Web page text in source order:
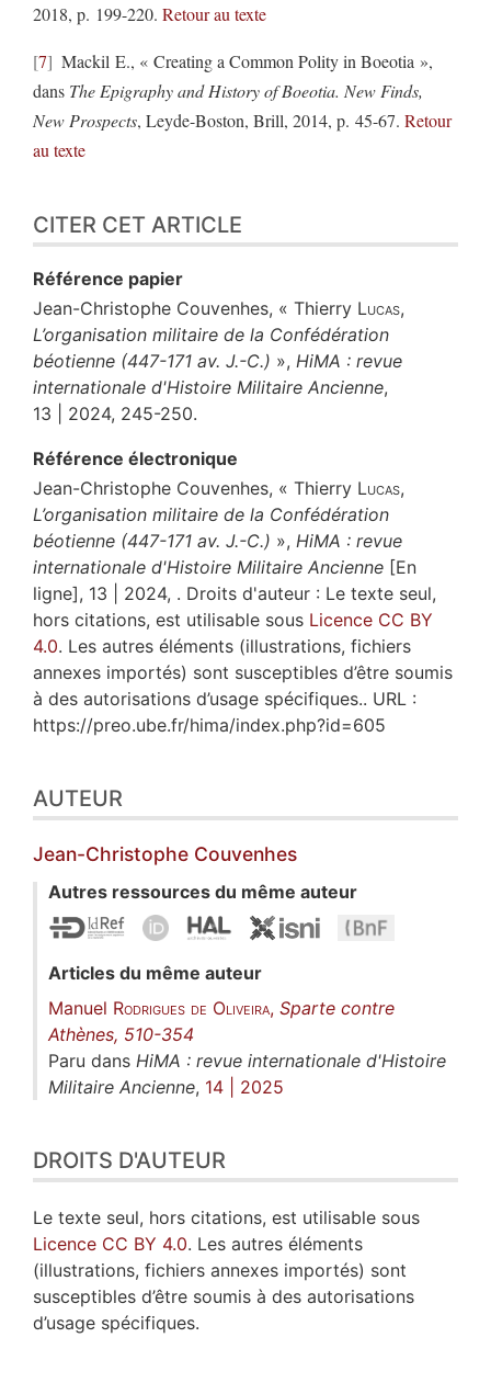
2018, p. 199-220. Retour au texte
7
Mackil E., « Creating a Common Polity in Boeotia »,
dans The Epigraphy and History of Boeotia. New Finds,
New Prospects, Leyde-Boston, Brill, 2014, p. 45-67. Retour
au texte
CITER CET ARTICLE
Référence papier
Jean-Christophe Couvenhes, « Thierry Lucas,
L’organisation militaire de la Confédération
béotienne (447-171 av. J.-C.) », HiMA : revue
internationale d'Histoire Militaire Ancienne,
13 | 2024, 245-250.
Référence électronique
Jean-Christophe Couvenhes, « Thierry Lucas,
L’organisation militaire de la Confédération
béotienne (447-171 av. J.-C.) », HiMA : revue
internationale d'Histoire Militaire Ancienne [En
ligne], 13 | 2024, . Droits d'auteur : Le texte seul,
hors citations, est utilisable sous Licence CC BY
4.0. Les autres éléments (illustrations, fichiers
annexes importés) sont susceptibles d’être soumis
à des autorisations d’usage spécifiques.. URL :
https://preo.ube.fr/hima/index.php?id=605
AUTEUR
Jean-Christophe Couvenhes
Autres ressources du même auteur
Articles du même auteur
Manuel Rodrigues de Oliveira, Sparte contre
Athènes, 510-354
Paru dans HiMA : revue internationale d'Histoire
Militaire Ancienne, 14 | 2025
DROITS D'AUTEUR
Le texte seul, hors citations, est utilisable sous
Licence CC BY 4.0. Les autres éléments
(illustrations, fichiers annexes importés) sont
susceptibles d’être soumis à des autorisations
d’usage spécifiques.